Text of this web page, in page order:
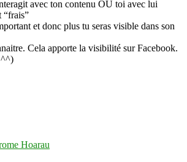
avec ton contenu OU toi avec lui
“frais”
et donc plus tu seras visible dans son
Cela apporte la visibilité sur Facebook.
^^)
Hoarau